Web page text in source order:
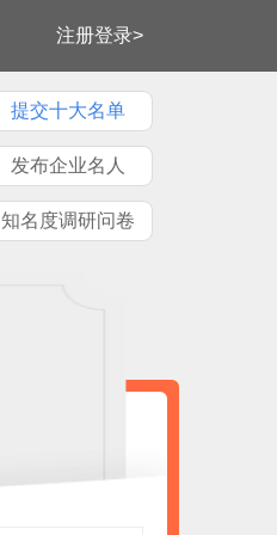
注册登录>
提交十大名单
发布企业名人
知名度调研问卷